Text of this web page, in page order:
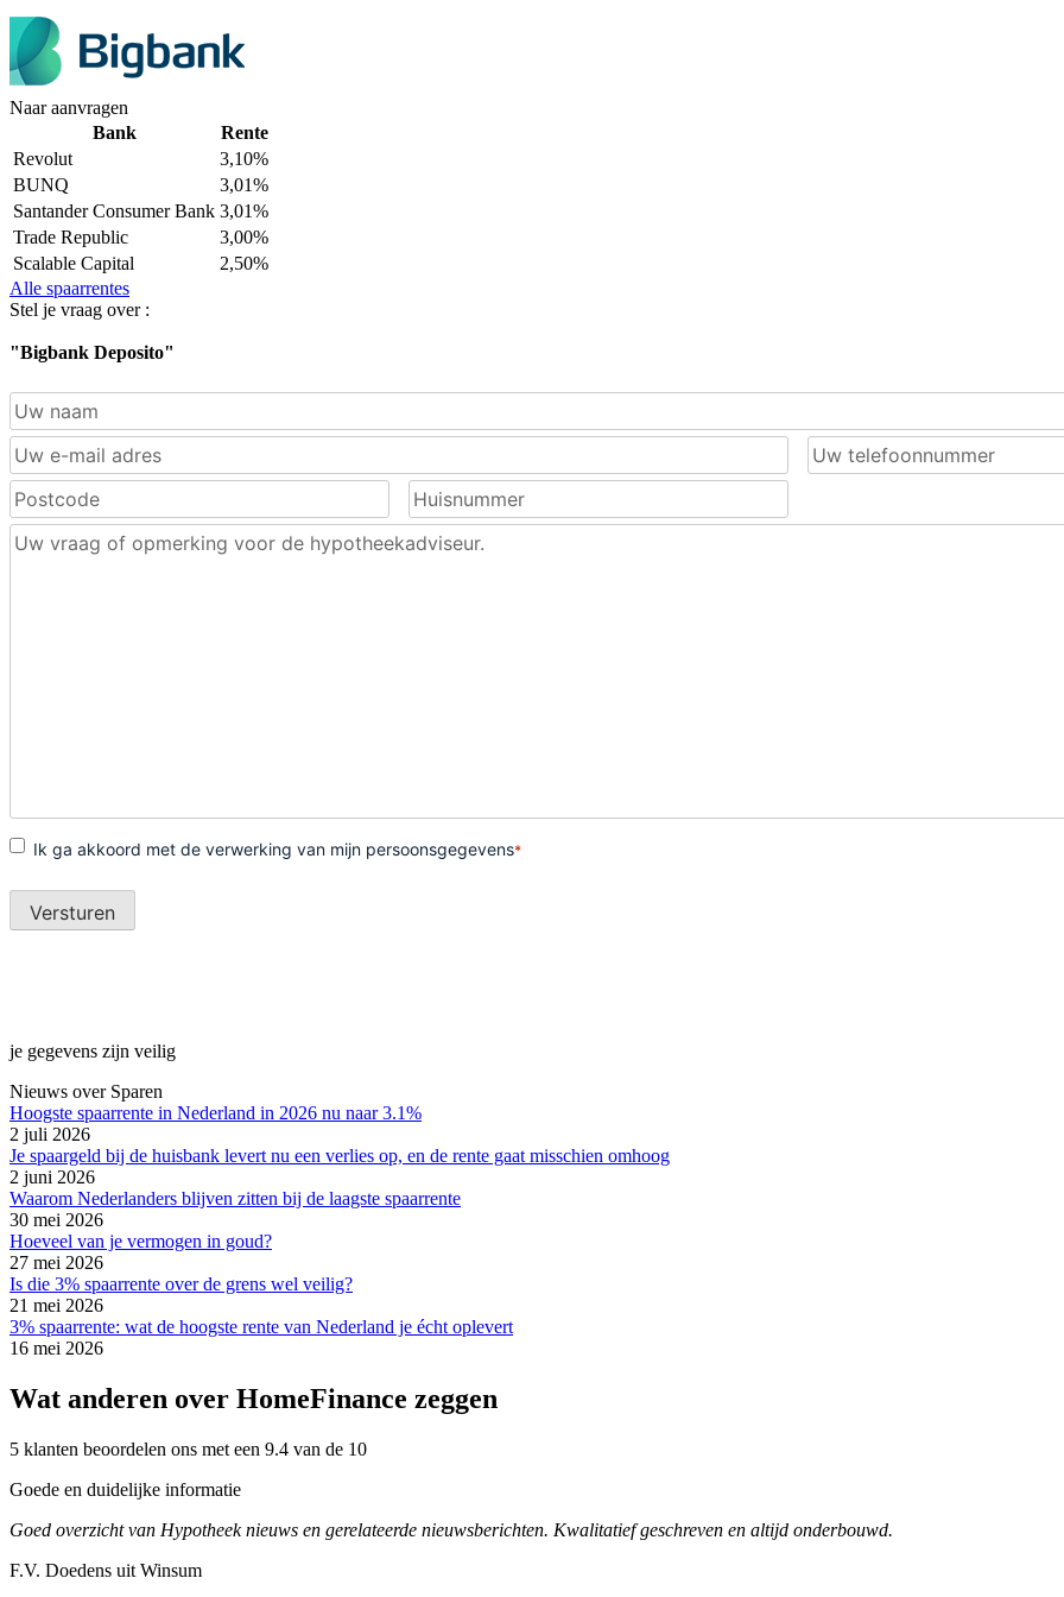
Naar aanvragen
Bank
Rente
Revolut
3,10%
BUNQ
3,01%
Santander Consumer Bank 3,01%
Trade Republic
3,00%
Scalable Capital
2,50%
Alle spaarrentes
Stel je vraag over :
"Bigbank Deposito"
je gegevens zijn veilig
Nieuws over Sparen
Hoogste spaarrente in Nederland in 2026 nu naar 3.1%
2 juli 2026
Je spaargeld bij de huisbank levert nu een verlies op, en de rente gaat misschien omhoog
2 juni 2026
Waarom Nederlanders blijven zitten bij de laagste spaarrente
30 mei 2026
Hoeveel van je vermogen in goud?
27 mei 2026
Is die 3% spaarrente over de grens wel veilig?
21 mei 2026
3% spaarrente: wat de hoogste rente van Nederland je écht oplevert
16 mei 2026
Wat anderen over HomeFinance zeggen
5 klanten beoordelen ons met een 9.4 van de 10
Goede en duidelijke informatie
Goed overzicht van Hypotheek nieuws en gerelateerde nieuwsberichten. Kwalitatief geschreven en altijd onderbouwd.
F.V. Doedens uit Winsum